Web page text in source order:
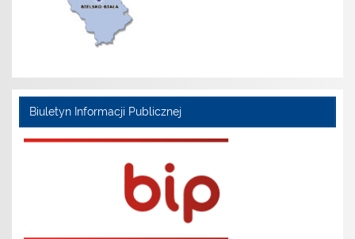
Biuletyn Informacji Publicznej